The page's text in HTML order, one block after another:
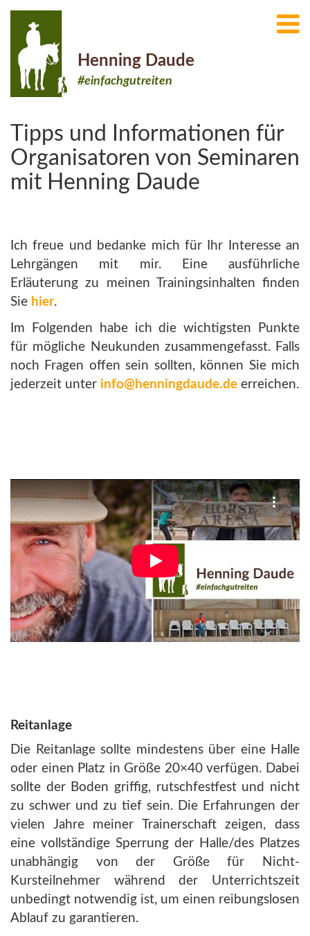
Henning Daude
#einfachgutreiten
Tipps und Informationen für
Organisatoren von Seminaren
mit Henning Daude
Ich freue und bedanke mich für Ihr Interesse an
Lehrgängen mit mir. Eine ausführliche
Erläuterung zu meinen Trainingsinhalten finden
Sie hier.
Im Folgenden habe ich die wichtigsten Punkte
für mögliche Neukunden zusammengefasst. Falls
noch Fragen offen sein sollten, können Sie mich
jederzeit unter info@henningdaude.de erreichen.
Reitanlage
Die Reitanlage sollte mindestens über eine Halle
oder einen Platz in Größe 20×40 verfügen. Dabei
sollte der Boden griffig, rutschfestfest und nicht
zu schwer und zu tief sein. Die Erfahrungen der
vielen Jahre meiner Trainerschaft zeigen, dass
eine vollständige Sperrung der Halle/des Platzes
unabhängig von der Größe für Nicht-
Kursteilnehmer während der Unterrichtszeit
unbedingt notwendig ist, um einen reibungslosen
Ablauf zu garantieren.